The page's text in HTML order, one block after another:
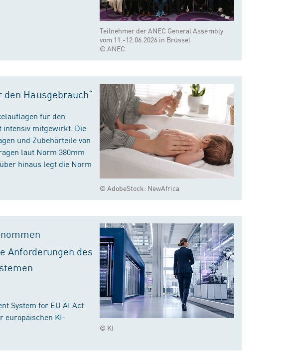
Teilnehmer der ANEC General Assembly
vom 11.-12.06.2026 in Brüssel
© ANEC
© AdobeStock: NewAfrica
Hausgebrauch“
für den
intensiv mitgewirkt. Die
und Zubehörteile von
laut Norm 380mm
hinaus legt die Norm
© KI
Anforderungen des
System for EU AI Act
europäischen KI-